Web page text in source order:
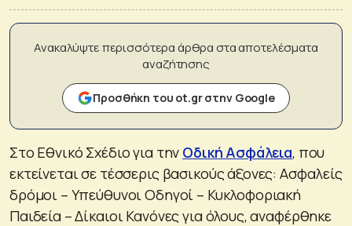
Ανακαλύψτε περισσότερα άρθρα στα αποτελέσματα
αναζήτησης
Προσθήκη του ot.gr στην Google
Στο Εθνικό Σχέδιο για την Οδική Ασφάλεια, που
εκτείνεται σε τέσσερις βασικούς άξονες: Ασφαλείς
δρόμοι – Υπεύθυνοι Οδηγοί – Κυκλοφοριακή
Παιδεία – Δίκαιοι Κανόνες για όλους, αναφέρθηκε